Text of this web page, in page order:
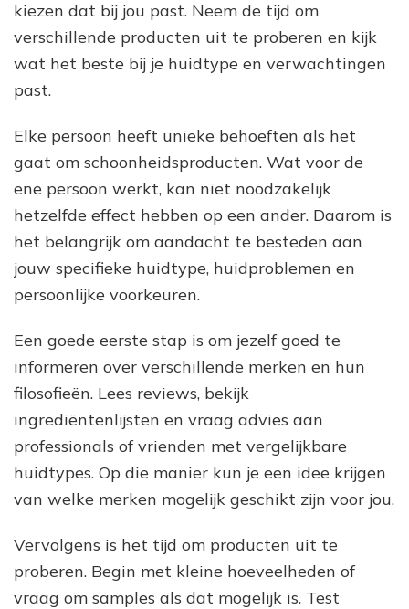
kiezen dat bij jou past. Neem de tijd om
verschillende producten uit te proberen en kijk
wat het beste bij je huidtype en verwachtingen
past.
Elke persoon heeft unieke behoeften als het
gaat om schoonheidsproducten. Wat voor de
ene persoon werkt, kan niet noodzakelijk
hetzelfde effect hebben op een ander. Daarom is
het belangrijk om aandacht te besteden aan
jouw specifieke huidtype, huidproblemen en
persoonlijke voorkeuren.
Een goede eerste stap is om jezelf goed te
informeren over verschillende merken en hun
filosofieën. Lees reviews, bekijk
ingrediëntenlijsten en vraag advies aan
professionals of vrienden met vergelijkbare
huidtypes. Op die manier kun je een idee krijgen
van welke merken mogelijk geschikt zijn voor jou.
Vervolgens is het tijd om producten uit te
proberen. Begin met kleine hoeveelheden of
vraag om samples als dat mogelijk is. Test